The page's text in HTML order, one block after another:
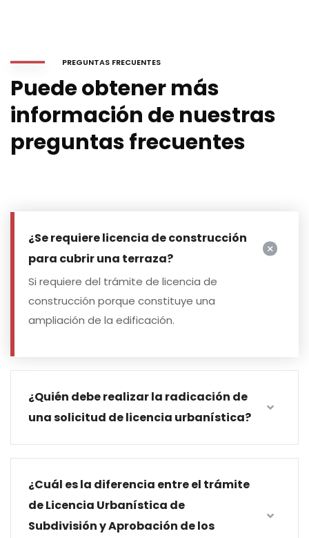
PREGUNTAS FRECUENTES
Puede obtener más
información de nuestras
preguntas frecuentes
¿Se requiere licencia de construcción
para cubrir una terraza?
Si requiere del trámite de licencia de
construcción porque constituye una
ampliación de la edificación.
¿Quién debe realizar la radicación de
una solicitud de licencia urbanística?
¿Cuál es la diferencia entre el trámite
de Licencia Urbanística de
Subdivisión y Aprobación de los